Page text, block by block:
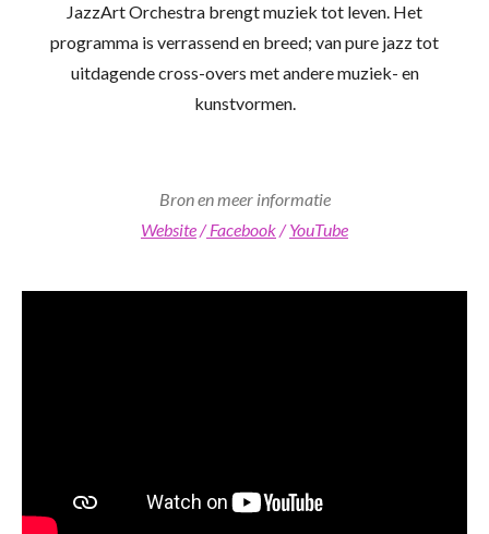
JazzArt Orchestra brengt muziek tot leven. Het
programma is verrassend en breed; van pure jazz tot
uitdagende cross-overs met andere muziek- en
kunstvormen.
Bron en meer informatie
Website/Facebook/YouTube